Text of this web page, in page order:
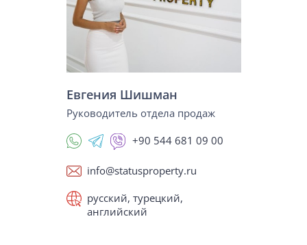
Евгения Шишман
Руководитель отдела продаж
+90 544 681 09 00
info@statusproperty.ru
русский, турецкий,
английский